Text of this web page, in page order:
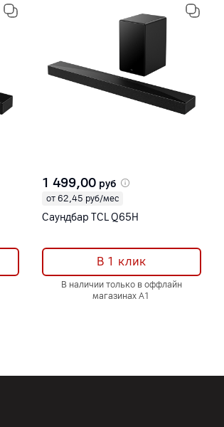
1 499,00 руб
от 62,45 руб/мес
Саундбар TCL Q65H
В 1 клик
В наличии только в оффлайн
магазинах А1